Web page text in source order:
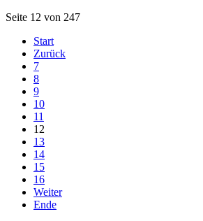
Seite 12 von 247
Start
Zurück
7
8
9
10
11
12
13
14
15
16
Weiter
Ende